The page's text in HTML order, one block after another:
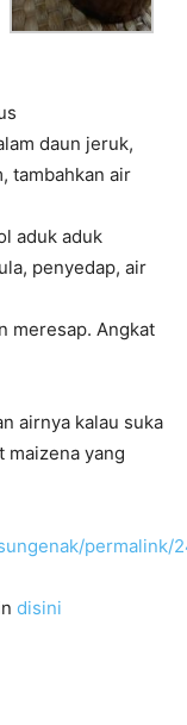
daun jeruk,
tambahkan air
aduk aduk
penyedap, air
meresap. Angkat
airnya kalau suka
maizena yang
permalink/
disini